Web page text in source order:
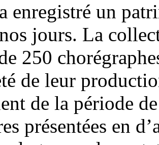
enregistré un
jours. La
250
de leur
de la période
présentées en